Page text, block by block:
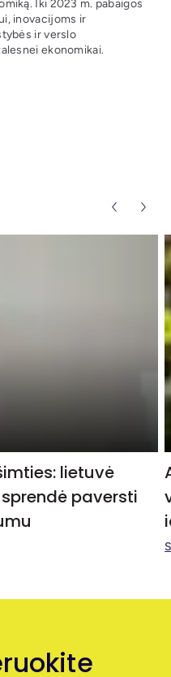
Iki 2023 m. pabaigos
inovacijoms ir
ir verslo
ekonomikai.
lietuvė
paversti